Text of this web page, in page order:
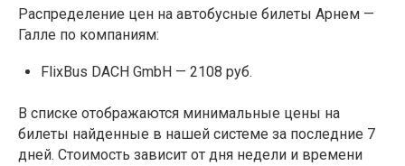
Распределение цен на автобусные билеты Арнем —
Галле по компаниям:
FlixBus DACH GmbH — 2108 руб.
В списке отображаются минимальные цены на
билеты найденные в нашей системе за последние 7
дней. Стоимость зависит от дня недели и времени